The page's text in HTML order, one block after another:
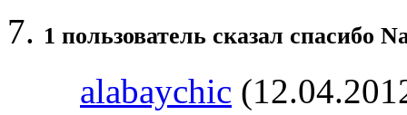
1 пользователь сказал cпасибо
alabaychic